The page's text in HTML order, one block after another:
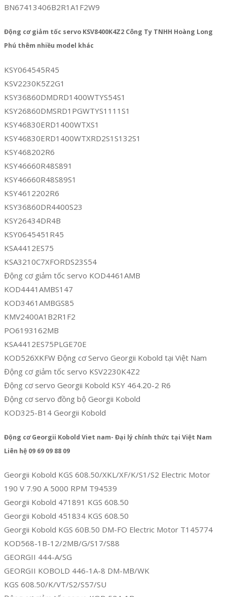
BN67413406B2R1A1F2W9
Động cơ giảm tốc servo KSV8400K4Z2 Công Ty TNHH Hoàng Long
Phú thêm nhiều model khác
KSY064545R45
KSV2230K5Z2G1
KSY36860DMDRD1400WTYS54S1
KSY26860DMSRD1PGWTYS1111S1
KSY46830ERD1400WTXS1
KSY46830ERD1400WTXRD2S1S132S1
KSY468202R6
KSY46660R48S891
KSY46660R48S89S1
KSY4612202R6
KSY36860DR4400S23
KSY26434DR4B
KSY0645451R45
KSA4412ES75
KSA3210C7XFORDS23S54
Động cơ giảm tốc servo KOD4461AMB
KOD4441AMBS147
KOD3461AMBGS85
KMV2400A1B2R1F2
PO6193162MB
KSA4412ES75PLGE70E
KOD526XKFW Động cơ Servo Georgii Kobold tại Việt Nam
Động cơ giảm tốc servo KSV2230K4Z2
Động cơ servo Georgii Kobold KSY 464.20-2 R6
Động cơ servo đồng bộ Georgii Kobold
KOD325-B14 Georgii Kobold
Động cơ Georgii Kobold Viet nam- Đại lý chính thức tại Việt Nam
Liên hệ 09 69 09 88 09
Georgii Kobold KGS 608.50/XKL/XF/K/S1/S2 Electric Motor
190 V 7.90 A 5000 RPM T94539
Georgii Kobold 471891 KGS 608.50
Georgii Kobold 451834 KGS 608.50
Georgii Kobold KGS 60B.50 DM-FO Electric Motor T145774
KOD568-1B-12/2MB/G/S17/S88
GEORGII 444-A/SG
GEORGII KOBOLD 446-1A-8 DM-MB/WK
KGS 608.50/K/VT/S2/S57/SU